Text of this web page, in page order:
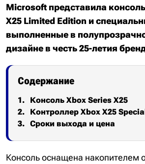
Microsoft представила
X25 Limited Edition и
выполненные в
дизайне в честь 25-летия
Содержание
Консоль Xbox Series X25
Контроллер Xbox X25
Сроки выхода и цена
Консоль оснащена накопителем